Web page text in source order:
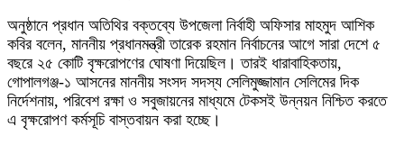
অনুষ্ঠানে প্রধান অতিথির বক্তব্যে উপজেলা নির্বাহী অফিসার মাহমুদ আশিক
কবির বলেন, মাননীয় প্রধানমন্ত্রী তারেক রহমান নির্বাচনের আগে সারা দেশে ৫
বছরে ২৫ কোটি বৃক্ষরোপণের ঘোষণা দিয়েছিল। তারই ধারাবাহিকতায়,
গোপালগঞ্জ-১ আসনের মাননীয় সংসদ সদস্য সেলিমুজ্জামান সেলিমের দিক
নির্দেশনায়, পরিবেশ রক্ষা ও সবুজায়নের মাধ্যমে টেকসই উন্নয়ন নিশ্চিত করতে
এ বৃক্ষরোপণ কর্মসূচি বাস্তবায়ন করা হচ্ছে।